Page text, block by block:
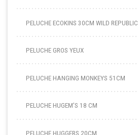
PELUCHE ECOKINS 30CM WILD REPUBLIC
PELUCHE GROS YEUX
PELUCHE HANGING MONKEYS 51CM
PELUCHE HUGEM'S 18 CM
PELUCHE HUGGERS 20CM